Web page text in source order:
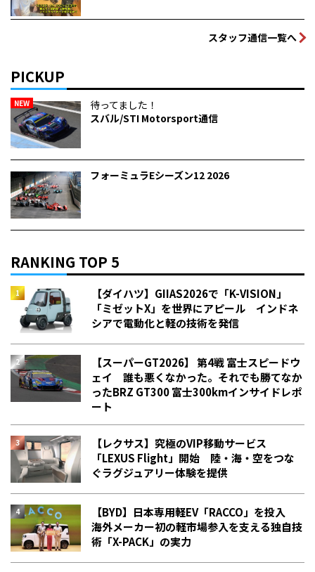
スタッフ通信一覧へ
PICKUP
NEW
待ってました！
スバル/STI Motorsport通信
フォーミュラEシーズン12 2026
RANKING TOP 5
【ダイハツ】GIIAS2026で「K-VISION」
「ミゼットX」を世界にアピール インドネ
シアで電動化と軽の技術を発信
【スーパーGT2026】 第4戦 富士スピードウ
ェイ 誰も悪くなかった。それでも勝てなか
った――BRZ GT300 富士300kmインサイドレポ
ート
【レクサス】究極のVIP移動サービス
「LEXUS Flight」開始 陸・海・空をつな
ぐラグジュアリー体験を提供
【BYD】日本専用軽EV「RACCO」を投入
海外メーカー初の軽市場参入を支える独自技
術「X-PACK」の実力